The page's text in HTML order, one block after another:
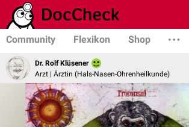
Community Flexikon Shop
Dr. Rolf Klüsener
Arzt | Ärztin (Hals-Nasen-Ohrenheilkunde)